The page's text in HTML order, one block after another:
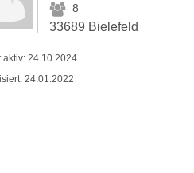
8
33689 Bielefeld
aktiv: 24.10.2024
24.01.2022